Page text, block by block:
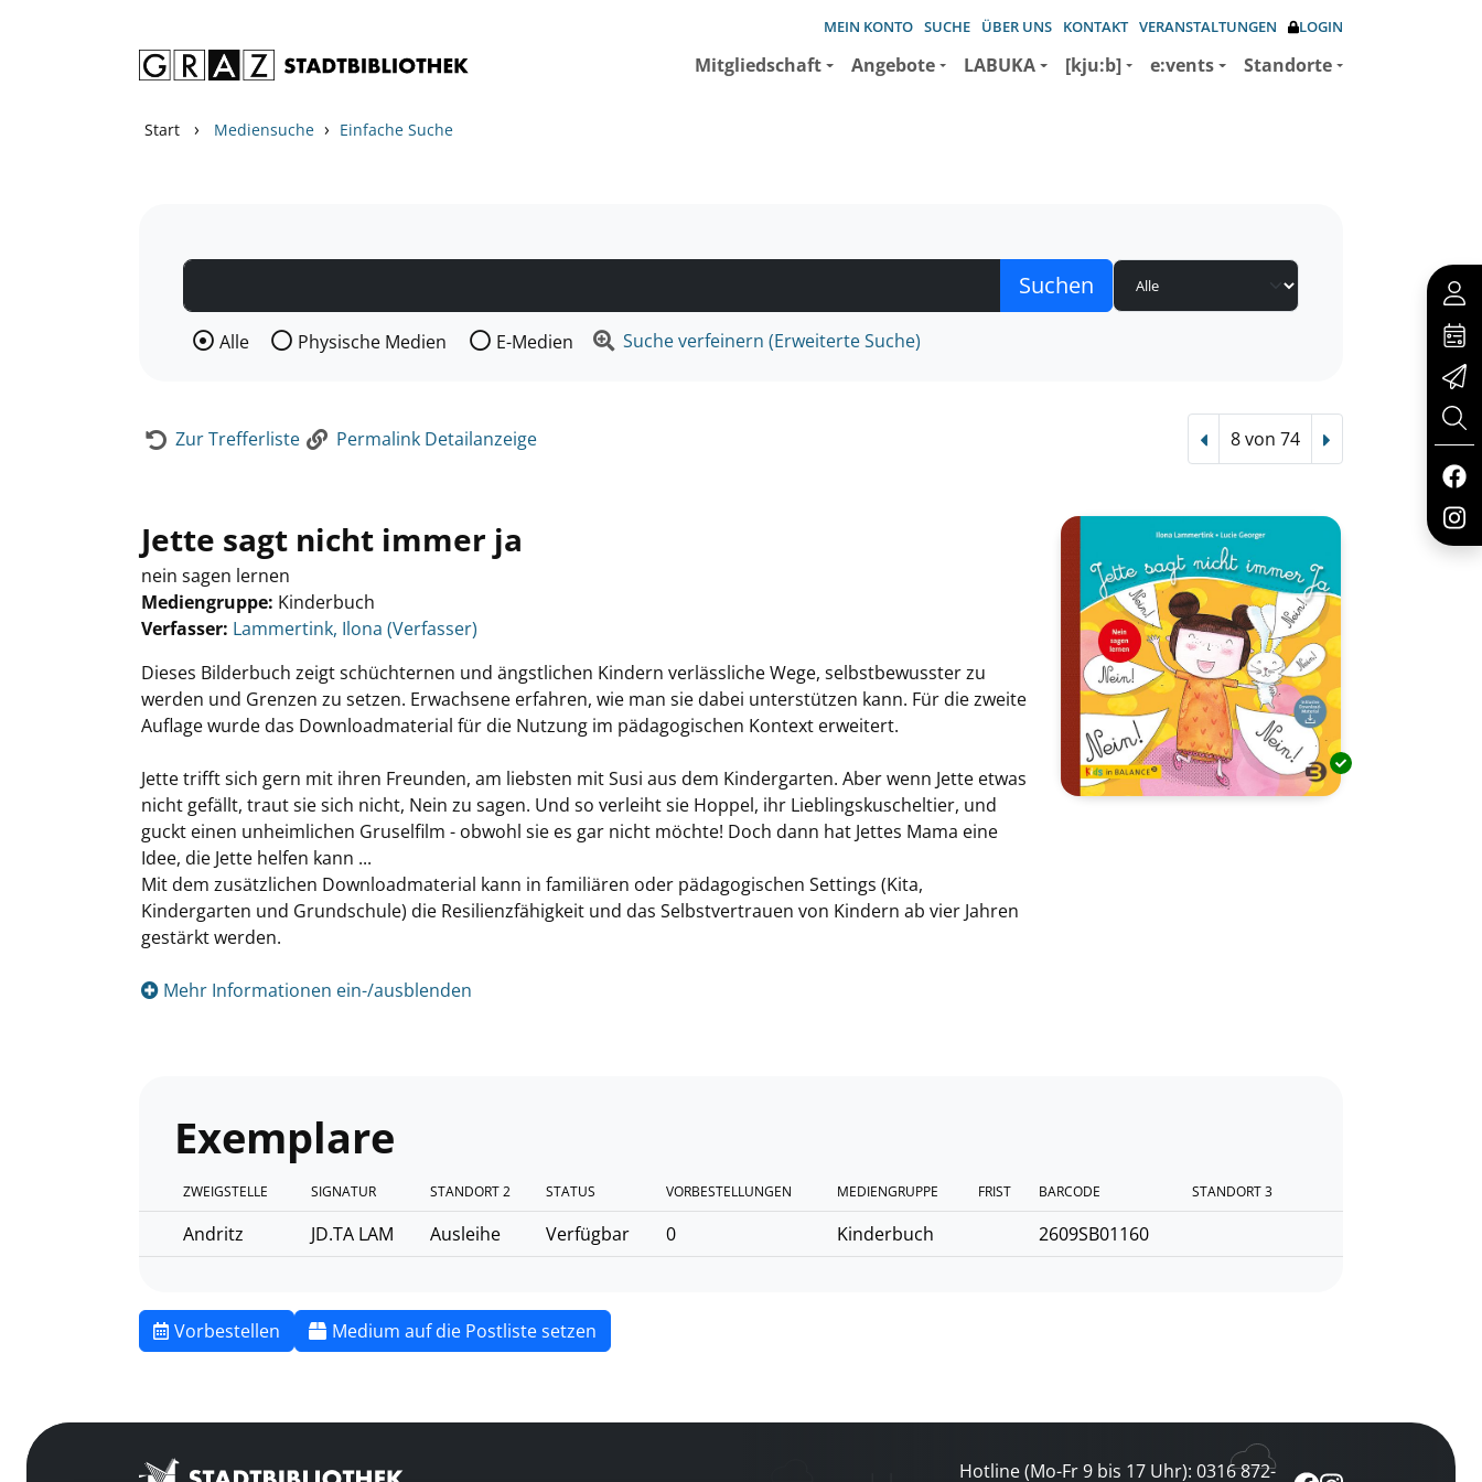
MEIN KONTO SUCHE ÜBER UNS KONTAKT VERANSTALTUNGEN LOGIN
Mitgliedschaft Angebote LABUKA [kju:b] e:vents Standorte
Start › Mediensuche › Einfache Suche
Wählen Sie die Medienart nach der Sie suchen wollen.
Alle Physische Medien E-Medien Suche verfeinern (Erweiterte Suche)
Zur Trefferliste Permalink Detailanzeige Vorheriger Treffer
8 von 74 Nächster Treffer
Jette sagt nicht immer ja
nein sagen lernen
Mediengruppe: Kinderbuch
Verfasser: Suche nach diesem Verfasser
Lammertink, Ilona (Verfasser)
Dieses Bilderbuch zeigt schüchternen und ängstlichen Kindern verlässliche Wege, selbstbewusster zu
werden und Grenzen zu setzen. Erwachsene erfahren, wie man sie dabei unterstützen kann. Für die zweite
Auflage wurde das Downloadmaterial für die Nutzung im pädagogischen Kontext erweitert.
Jette trifft sich gern mit ihren Freunden, am liebsten mit Susi aus dem Kindergarten. Aber wenn Jette etwas
nicht gefällt, traut sie sich nicht, Nein zu sagen. Und so verleiht sie Hoppel, ihr Lieblingskuscheltier, und
guckt einen unheimlichen Gruselfilm - obwohl sie es gar nicht möchte! Doch dann hat Jettes Mama eine
Idee, die Jette helfen kann ...
Mit dem zusätzlichen Downloadmaterial kann in familiären oder pädagogischen Settings (Kita,
Kindergarten und Grundschule) die Resilienzfähigkeit und das Selbstvertrauen von Kindern ab vier Jahren
gestärkt werden.
Mehr Informationen ein-/ausblenden
Exemplare
ZWEIGSTELLE SIGNATUR STANDORT 2 STATUS VORBESTELLUNGEN MEDIENGRUPPE FRIST BARCODE STANDORT 3
Andritz JD.TA LAM Ausleihe Verfügbar 0 Kinderbuch 2609SB01160
Vorbestellen Medium auf die Postliste setzen
Hotline (Mo-Fr 9 bis 17 Uhr): 0316 872-